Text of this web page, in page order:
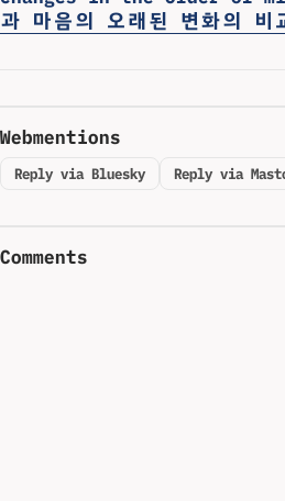
과 마음의 오래된 변화의 비
Webmentions
Reply via Bluesky Reply via
Comments